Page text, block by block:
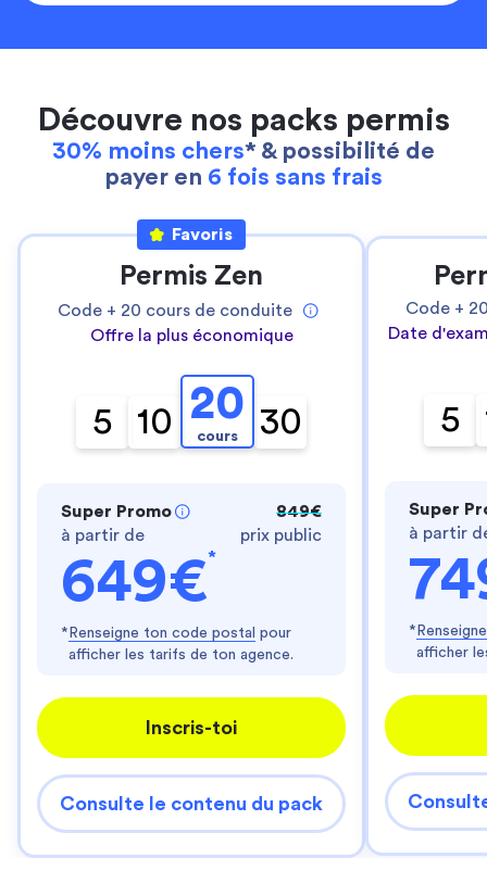
Découvre nos packs permis
30% moins chers* & possibilité de
payer en 6 fois sans frais
Favoris
Permis Zen
Code + 20 cours de conduite
Offre la plus économique
5 10 20
cours 30
Super Promo
à partir de
649€*
849€
prix public
* Renseigne ton code postal pour
afficher les tarifs de ton agence.
Inscris-toi
Consulte le contenu du pack
Code +
Date
5
Super
à partir
*
afficher